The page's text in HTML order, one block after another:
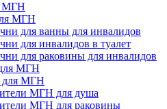
МГН
МГН
для ванны для инвалидов
для инвалидов в туалет
для раковины для инвалидов
МГН
для МГН
МГН для душа
МГН для раковины